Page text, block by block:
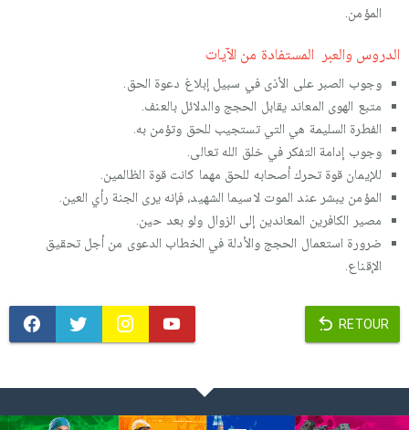
المؤمن.
الدروس والعبر المستفادة من الآيات
وجوب الصبر على الأذى في سبيل إبلاغ دعوة الحق.
متبع الهوى المعاند يقابل الحجج والدلائل بالعنف.
الفطرة السليمة هي التي تستجيب للحق وتؤمن به.
وجوب إدامة التفكر في خلق الله تعالى.
للإيمان قوة تحرك أصحابه للحق مهما كانت قوة الظالمين.
المؤمن يبشر عند الموت لاسيما الشهيد، فإنه يرى الجنة رأي العين.
مصير الكافرين المعاندين إلى الزوال ولو بعد حين.
ضرورة استعمال الحجج والأدلة في الخطاب الدعوى من أجل تحقيق
الإقناع.
RETOUR